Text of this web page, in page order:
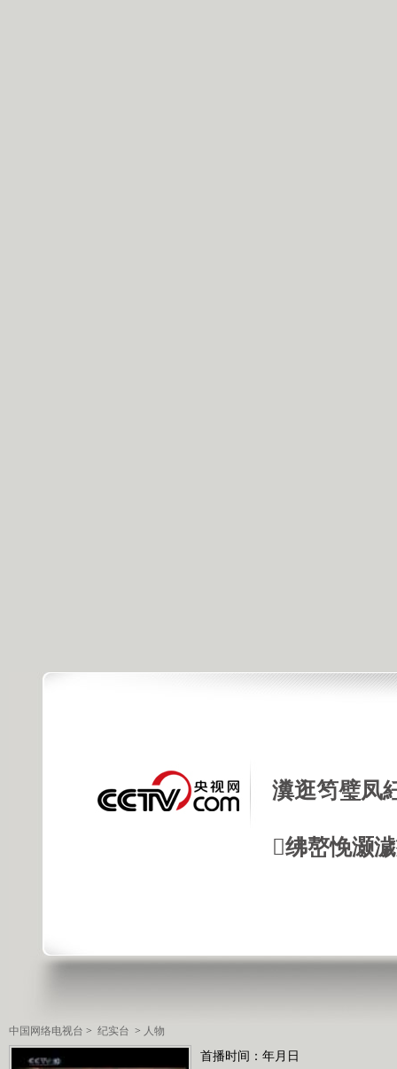
瀵逛笉璧凤
绋嶅悗灏
中国网络电视台 > 纪实台 > 人物
首播时间：年月日